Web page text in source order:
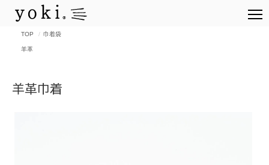
TOP 巾着袋
羊革
羊革巾着